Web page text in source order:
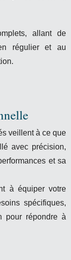
allant de
régulier et au
veillent à ce que
avec précision,
et sa
à équiper votre
spécifiques,
pour répondre à